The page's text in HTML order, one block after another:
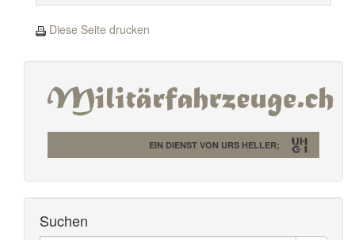
Diese Seite drucken
EIN DIENST VON URS HELLER;
Suchen